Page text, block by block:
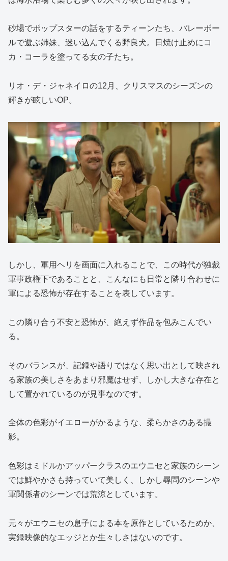
砂場でポップスターの話をするティーンたち、バレーボー
ルで遊ぶ姉妹、迷い込んでくる野良犬。日焼け止めにコ
カ・コーラを塗ってる女の子たち。
リオ・デ・ジャネイロの12月、クリスマスのシーズンの
輝きが眩しいOP。
しかし、軍用ヘリを画面に入れることで、この時代が独裁
軍事政権下であることと、こんなにも日常と隣り合わせに
軍による恐怖が存在することを表しています。
この隣り合う不安と恐怖が、絶えず作品を包みこんでい
る。
そのバランスが、記録や語りではなく思い出として映され
る家族の美しさをあまり邪魔はせず、しかし大きな存在と
して置かれているのが見事なのです。
全体の色彩がイエローがかるような、柔らかさのある撮
影。
色彩はミドルかアッパークラスのエウニセと家族のシーン
では鮮やかさも持っていて美しく、しかし尋問のシーンや
軍関係者のシーンでは荒涼としています。
元々がエウニセの息子による本を原作としているためか、
実録映像的なエッジとか生々しさはないのです。